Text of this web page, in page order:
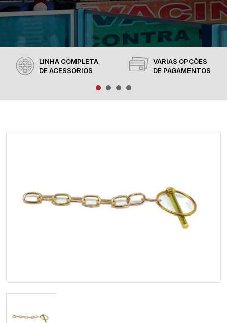
LINHA COMPLETA
DE ACESSÓRIOS
VÁRIAS OPÇÕES
DE PAGAMENTOS